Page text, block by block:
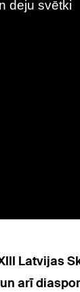
Latvijas
arī